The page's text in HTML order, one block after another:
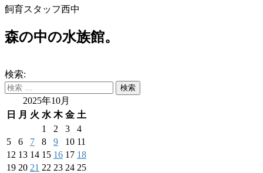
飼育スタッフ西中
森の中の水族館。
検索:
2025年10月
日
月 火 水 木 金 土
1 2 3
4
5
6 7 8 9 10 11
12 13 14 15 16 17 18
19 20 21 22 23 24 25